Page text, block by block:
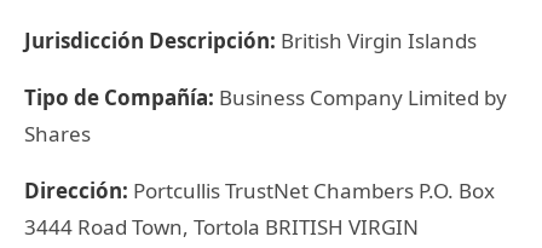
Jurisdicción Descripción: British Virgin Islands
Tipo de Compañía: Business Company Limited by
Shares
Dirección: Portcullis TrustNet Chambers P.O. Box
3444 Road Town, Tortola BRITISH VIRGIN